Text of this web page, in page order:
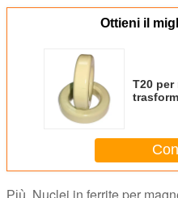
Ottieni il
T20
Più Nuclei in ferrite per